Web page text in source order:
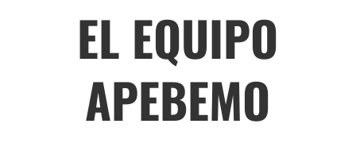
EL EQUIPO
APEBEMO